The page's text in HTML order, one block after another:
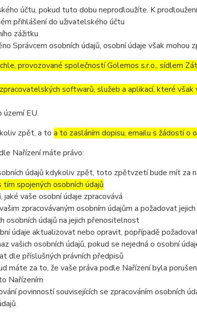
účtu, pokud tuto dobu neprodloužíte. K
přihlášení do uživatelského účtu
zážitku
Správcem osobních údajů, osobní údaje však
provozované společností Golemos s.r.o., sídlem
softwarů, služeb a aplikací, které
území EU.
zpět, a to a to zasláním dopisu, emailu s žádostí o
Nařízení máte právo:
údajů kdykoliv zpět, toto zpětvzetí bude mít za
spojených osobních údajů
vaše osobní údaje zpracovává
zpracovávaným osobním údajům a požadovat
osobních údajů na jejich přenositelnost
údaje aktualizovat nebo opravit, popřípadě
vašich osobních údajů, pokud se nejedná o osobní
dle příslušných právních předpisů
máte za to, že vaše práva podle Nařízení byla
Nařízením
povinností souvisejících se zpracováním osobních